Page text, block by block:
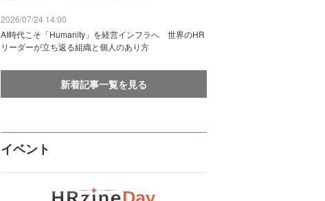
2026/07/24 14:00
AI時代こそ「Humanity」を経営インフラへ 世界のHR
リーダーが立ち返る組織と個人のあり方
新着記事一覧を見る
イベント